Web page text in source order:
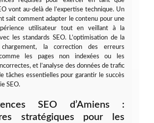
vont au-delà de l’expertise technique. Un
sait comment adapter le contenu pour une
utilisateur tout en veillant à la
les standards SEO. L’optimisation de la
la correction des erreurs
les pages non indexées ou les
et l’analyse des données de trafic
tâches essentielles pour garantir le succès
SEO.
SEO d’Amiens :
stratégiques pour les